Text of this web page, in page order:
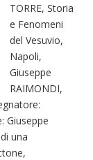
TORRE, Storia
e Fenomeni
del Vesuvio,
Napoli,
Giuseppe
RAIMONDI,
Giuseppe
una